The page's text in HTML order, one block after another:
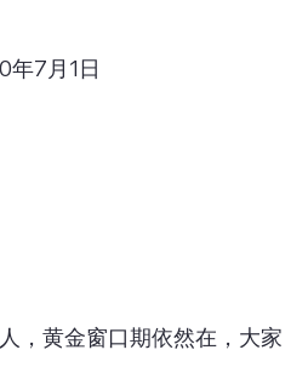
年7月1日
，黄金窗口期依然在，大家